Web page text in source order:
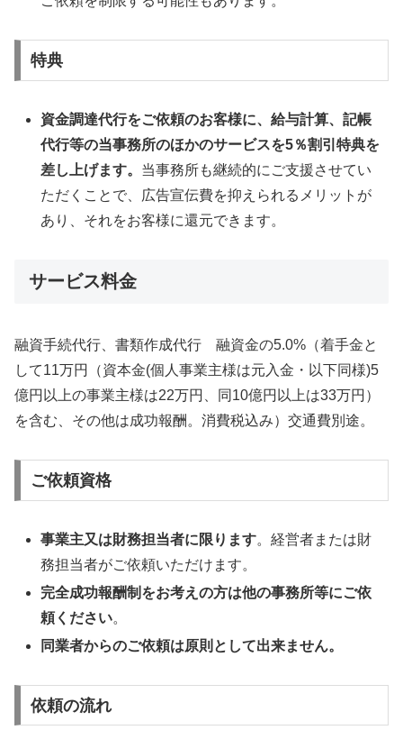
特典
資金調達代行をご依頼のお客様に、給与計算、記帳
代行等の当事務所のほかのサービスを5％割引特典を
差し上げます。 当事務所も継続的にご支援させてい
ただくことで、広告宣伝費を抑えられるメリットが
あり、それをお客様に還元できます。
サービス料金
融資手続代行、書類作成代行 融資金の5.0%（着手金と
して11万円（資本金(個人事業主様は元入金・以下同様)5
億円以上の事業主様は22万円、同10億円以上は33万円）
を含む、その他は成功報酬。消費税込み）交通費別途。
ご依頼資格
事業主又は財務担当者に限ります。経営者または財
務担当者がご依頼いただけます。
完全成功報酬制をお考えの方は他の事務所等にご依
頼ください。
同業者からのご依頼は原則として出来ません。
依頼の流れ